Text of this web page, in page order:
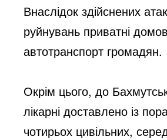
Внаслідок здійснених
руйнувань приватні
автотранспорт громадян.
Окрім цього, до
лікарні доставлено із
чотирьох цивільних,